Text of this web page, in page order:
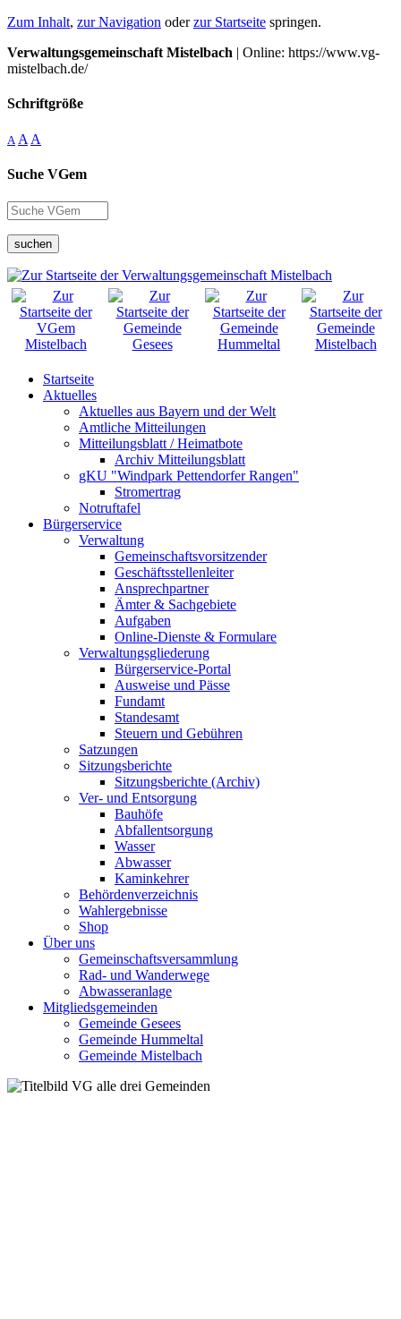
Zum Inhalt, zur Navigation oderzur Startseite springen.
Verwaltungsgemeinschaft Mistelbach | Online: https://www.vg-
mistelbach.de/
Schriftgröße
A A A
Suche VGem
suchen
Startseite
Aktuelles
Aktuelles aus Bayern und der Welt
Amtliche Mitteilungen
Mitteilungsblatt / Heimatbote
Archiv Mitteilungsblatt
gKU "Windpark Pettendorfer Rangen"
Stromertrag
Notruftafel
Bürgerservice
Verwaltung
Gemeinschaftsvorsitzender
Geschäftsstellenleiter
Ansprechpartner
Ämter & Sachgebiete
Aufgaben
Online-Dienste & Formulare
Verwaltungsgliederung
Bürgerservice-Portal
Ausweise und Pässe
Fundamt
Standesamt
Steuern und Gebühren
Satzungen
Sitzungsberichte
Sitzungsberichte (Archiv)
Ver- und Entsorgung
Bauhöfe
Abfallentsorgung
Wasser
Abwasser
Kaminkehrer
Behördenverzeichnis
Wahlergebnisse
Shop
Über uns
Gemeinschaftsversammlung
Rad- und Wanderwege
Abwasseranlage
Mitgliedsgemeinden
Gemeinde Gesees
Gemeinde Hummeltal
Gemeinde Mistelbach